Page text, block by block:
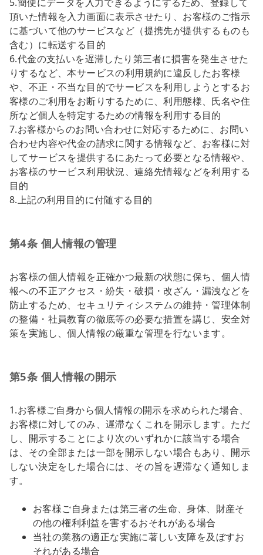
頂いた情報を入力画面に表示させたり、お客様のご指示
に基づいて他のサービスなど（提携先が提供するものも
含む）に転送する目的
6.代金の支払いを遅滞したり第三者に損害を発生させた
りするなど、本サービスの利用規約に違反したお客様
や、不正・不当な目的でサービスを利用しようとするお
客様のご利用をお断りするために、利用態様、氏名や住
所など個人を特定するための情報を利用する目的
7.お客様からのお問い合わせに対応するために、お問い
合わせ内容や代金の請求に関する情報など、お客様に対
してサービスを提供するにあたって必要となる情報や、
お客様のサービス利用状況、連絡先情報などを利用する
目的
8.上記の利用目的に付随する目的
第4条 個人情報の管理
お客様の個人情報を正確かつ最新の状態に保ち、個人情
報への不正アクセス・紛失・破損・改ざん・漏洩などを
防止するため、セキュリティシステムの維持・管理体制
の整備・社員教育の徹底等の必要な措置を講じ、安全対
策を実施し、個人情報の厳重な管理を行ないます。
第5条 個人情報の開示
1.お客様ご自身から個人情報の開示を求められた場合、
お客様に対してのみ、遅滞なくこれを開示します。ただ
し、開示することにより次のいずれかに該当する場合
は、その全部または一部を開示しない場合もあり、開示
しない決定をした場合には、その旨を遅滞なく通知しま
す。
お客様ご自身または第三者の生命、身体、財産そ
の他の権利利益を害するおそれがある場合
当社の業務の適正な実施に著しい支障を及ぼすお
それがある場合